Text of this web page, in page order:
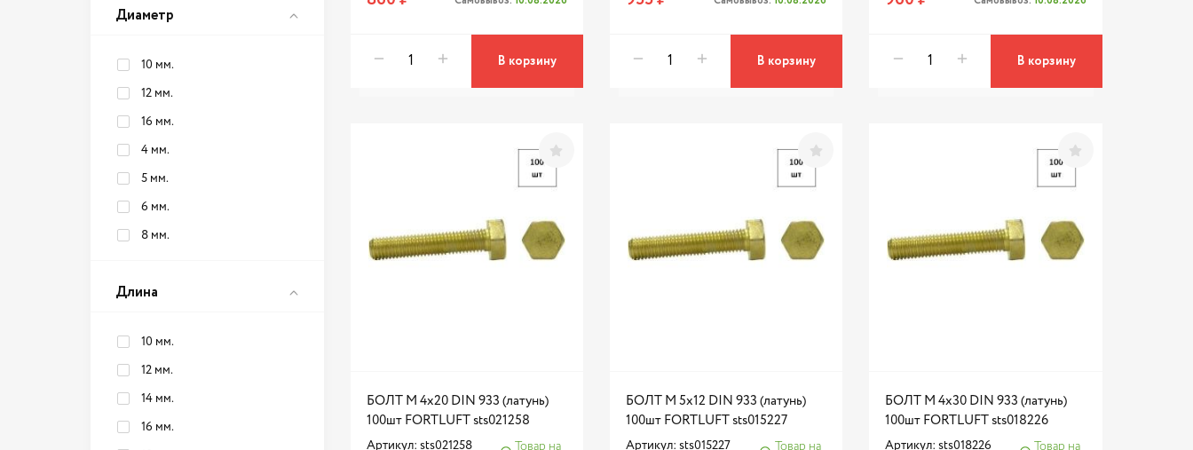
Диаметр
10 мм.
12 мм.
16 мм.
4 мм.
5 мм.
6 мм.
8 мм.
Длина
10 мм.
12 мм.
14 мм.
16 мм.
В корзину В корзину В корзину
БОЛТ М 4х20 DIN 933 (латунь)
100шт FORTLUFT sts021258
Артикул: sts021258
Товар на
БОЛТ М 5х12 DIN 933 (латунь)
100шт FORTLUFT sts015227
Артикул: sts015227
Товар на
БОЛТ М 4х30 DIN 933 (латунь)
100шт FORTLUFT sts018226
Артикул: sts018226
Товар на